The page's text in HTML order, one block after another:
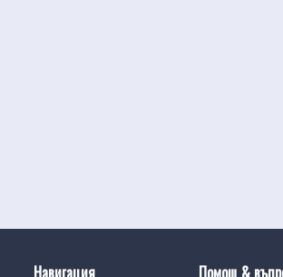
Навигация Помощ &